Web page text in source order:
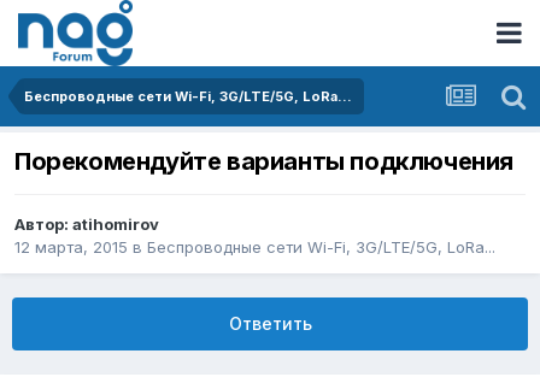
Беспроводные сети Wi-Fi, 3G/LTE/5G, LoRa...
Порекомендуйте варианты подключения
Автор: atihomirov
12 марта, 2015 в Беспроводные сети Wi-Fi, 3G/LTE/5G, LoRa...
Ответить